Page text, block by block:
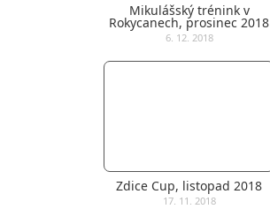
Mikulášský trénink v
Rokycanech, prosinec 2018
6. 12. 2018
Zdice Cup, listopad 2018
17. 11. 2018